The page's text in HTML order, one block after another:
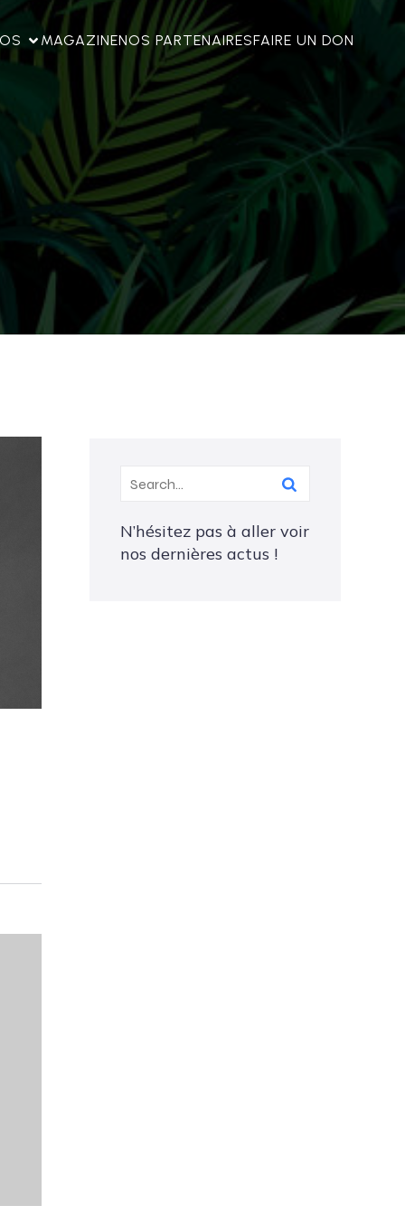
MAGAZINENOS PARTENAIRESFAIRE UN DON
N’hésitez pas à aller voir
nos dernières actus !